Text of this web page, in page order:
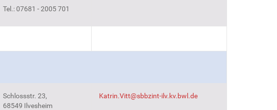
Tel.: 07681 - 2005 701
Schlossstr. 23,
68549 Ilvesheim
Katrin.Vitt@sbbzint-ilv.kv.bwl.de